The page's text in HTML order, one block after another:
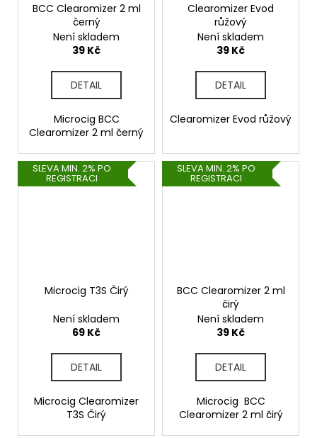
BCC Clearomizer 2 ml
černý
Není skladem
39 Kč
DETAIL
Microcig BCC
Clearomizer 2 ml černý
Clearomizer Evod
růžový
Není skladem
39 Kč
DETAIL
Clearomizer Evod růžový
SLEVA MIN. 2% PO
REGISTRACI
Microcig T3S Čirý
Není skladem
69 Kč
DETAIL
Microcig Clearomizer
T3S Čirý
SLEVA MIN. 2% PO
REGISTRACI
BCC Clearomizer 2 ml
čirý
Není skladem
39 Kč
DETAIL
Microcig BCC
Clearomizer 2 ml čirý